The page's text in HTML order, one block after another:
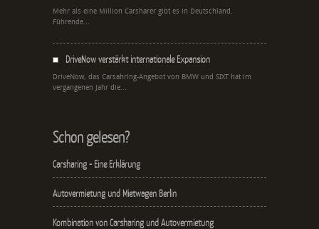
Mehr als eine Million Carsharer gibt es in Deutschland.
Führende...
DriveNow verstärkt internationale Expansion
DriveNow, das Carsahring-Angebot von BMW und SIXT hat im
vergangenen Jahr die...
Schon gelesen?
Carsharing - Eine Erklärung
Autovermietung und Mietwagen Berlin
Kombination von Carsharing und Autovermietung